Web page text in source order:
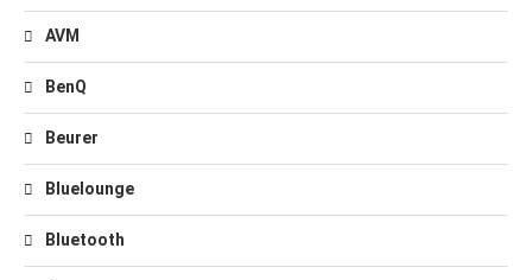
AVM
BenQ
Beurer
Bluelounge
Bluetooth